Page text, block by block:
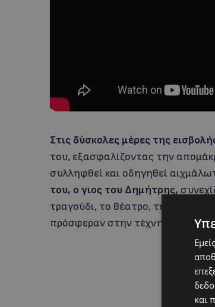
Στις δύσκολες μέρες της
του, εξασφαλίζοντας την
συλληφθεί και οδηγηθεί
του, ο γιος του Δημήτρης,
τραγούδι, το θέατρο, την αγάπη
πρόσφεραν στην τέχνη και στη
και